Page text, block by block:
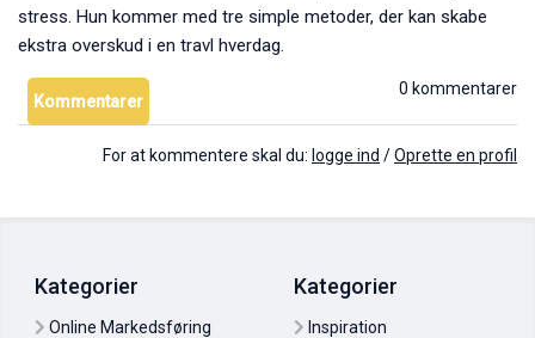
Mark Anthony: Tag ejerskab over din dag
stress. Hun kommer med tre simple metoder, der kan skabe
ekstra overskud i en travl hverdag.
0 kommentarer
Kommentarer
For at kommentere skal du: logge ind /Oprette en profil
Kategorier
Online Markedsføring
Kategorier
Inspiration